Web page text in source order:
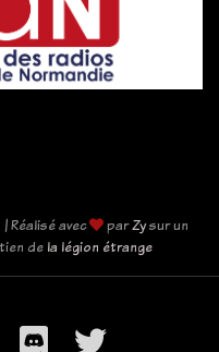
Réalisé avec parZysur un
de la légion étrange